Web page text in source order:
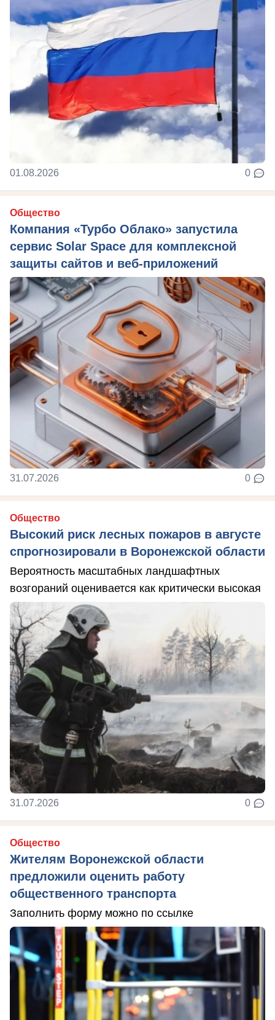
01.08.2026 0
Общество
Компания «Турбо Облако» запустила
сервис Solar Space для комплексной
защиты сайтов и веб-приложений
31.07.2026 0
Общество
Высокий риск лесных пожаров в августе
спрогнозировали в Воронежской области
Вероятность масштабных ландшафтных
возгораний оценивается как критически высокая
31.07.2026 0
Общество
Жителям Воронежской области
предложили оценить работу
общественного транспорта
Заполнить форму можно по ссылке